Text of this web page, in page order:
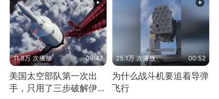
11.8万 次播放 09:47
美国太空部队第一次出
手，只用了三步破解伊朗
25.1万 次播放 00:52
为什么战斗机要追着导弹
飞行